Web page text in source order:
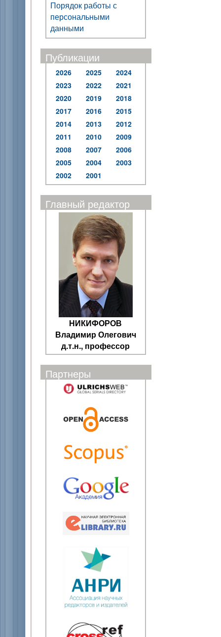
Порядок работы с
персональными
данными
Публикации
2026 2025
2024
2023
2022
2021
2020
2019
2018
2017
2016
2015
2014
2013
2012
2011
2010
2009
2008
2007
2006
2005
2004
2003
2002
2001
Главный редактор
НИКИФОРОВ
Владимир Олегович
д.т.н., профессор
Партнеры